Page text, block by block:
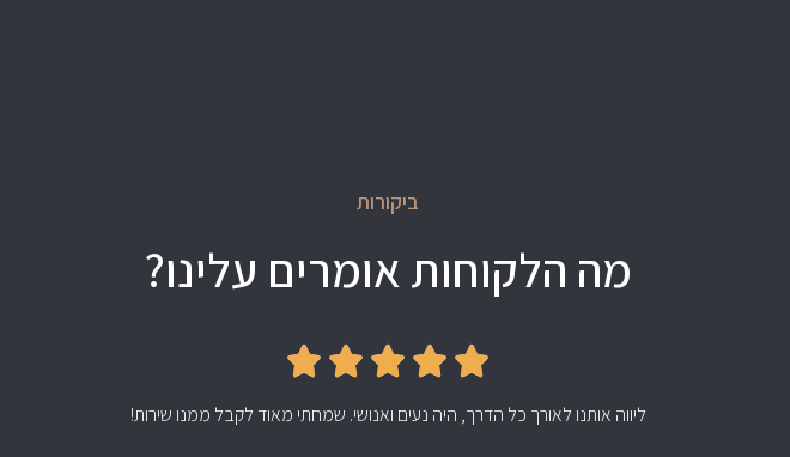
ביקורות
מה הלקוחות אומרים עלינו?





ליווה אותנו לאורך כל הדרך, היה נעים ואנושי. שמחתי מאוד לקבל ממנו שירות!